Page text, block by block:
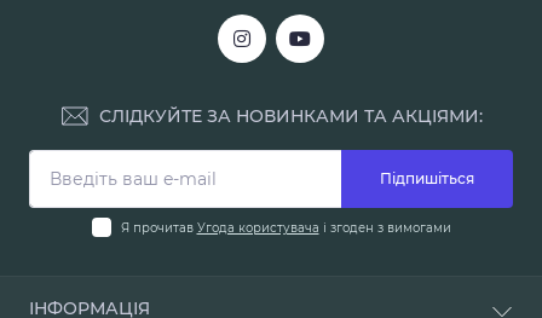
СЛІДКУЙТЕ ЗА НОВИНКАМИ ТА АКЦІЯМИ:
Підпишіться
Я прочитав Угода користувача і згоден з вимогами
ІНФОРМАЦІЯ